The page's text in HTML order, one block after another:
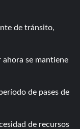
de tránsito,
ahora se mantiene
de pases de
de recursos